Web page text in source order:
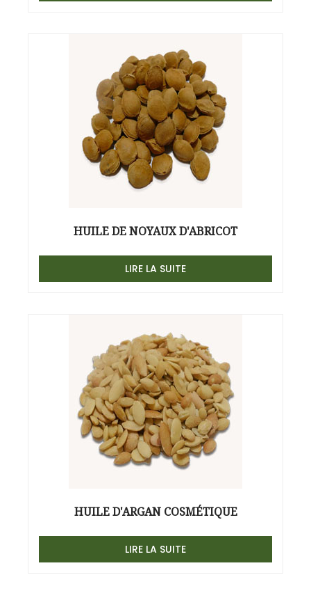
HUILE DE NOYAUX D'ABRICOT
LIRE LA SUITE
HUILE D'ARGAN COSMÉTIQUE
LIRE LA SUITE